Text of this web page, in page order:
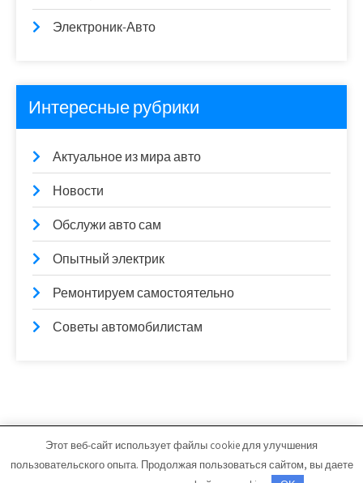
Электроник-Авто
Интересные рубрики
Актуальное из мира авто
Новости
Обслужи авто сам
Опытный электрик
Ремонтируем самостоятельно
Советы автомобилистам
prostorama.ru - Работает на WordPress
Тема от Grace Themes
Этот веб-сайт использует файлы cookie для улучшения
пользовательского опыта. Продолжая пользоваться сайтом, вы даете